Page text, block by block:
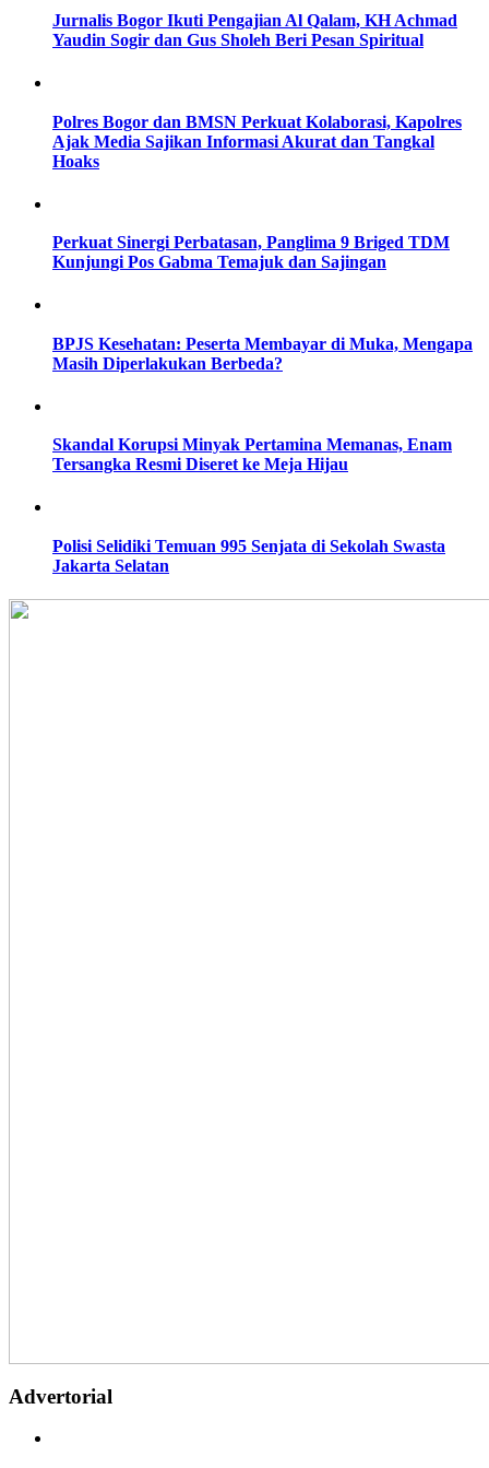
Jurnalis Bogor Ikuti Pengajian Al Qalam, KH Achmad
Yaudin Sogir dan Gus Sholeh Beri Pesan Spiritual
Polres Bogor dan BMSN Perkuat Kolaborasi, Kapolres
Ajak Media Sajikan Informasi Akurat dan Tangkal
Hoaks
Perkuat Sinergi Perbatasan, Panglima 9 Briged TDM
Kunjungi Pos Gabma Temajuk dan Sajingan
BPJS Kesehatan: Peserta Membayar di Muka, Mengapa
Masih Diperlakukan Berbeda?
Skandal Korupsi Minyak Pertamina Memanas, Enam
Tersangka Resmi Diseret ke Meja Hijau
Polisi Selidiki Temuan 995 Senjata di Sekolah Swasta
Jakarta Selatan
Advertorial